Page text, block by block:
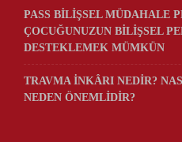
PASS BİLİŞSEL MÜDAHALE
ÇOCUĞUNUZUN BİLİŞSEL
DESTEKLEMEK MÜMKÜN
TRAVMA İNKÂRI NEDİR?
NEDEN ÖNEMLİDİR?